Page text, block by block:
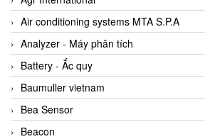
AC&T Vietnam
Accepta Vietnam
ACCUMAC Vietnam
AccuWeb Vietnam
Acey
ACOEM Vietnam
Air conditioning systems MTA S.P.A
Analyzer - Máy phân tích
Battery - Ắc quy
Baumuller vietnam
Bea Sensor
Beacon